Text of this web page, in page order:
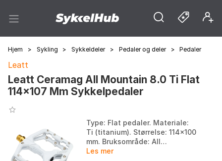
Hjem > Sykling > Sykkeldeler > Pedaler og deler > Pedaler
Leatt
Leatt Ceramag All Mountain 8.0 Ti Flat
114x107 Mm Sykkelpedaler
Type: Flat pedaler. Materiale:
Ti (titanium). Størrelse: 114x100
mm. Bruksområde: All
Mountain. Farge: Bone, Grey.
Les mer